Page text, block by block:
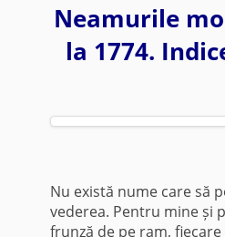
Neamurile
la 1774.
Nu există nume care să
vederea. Pentru mine și
frunză de pe ram,